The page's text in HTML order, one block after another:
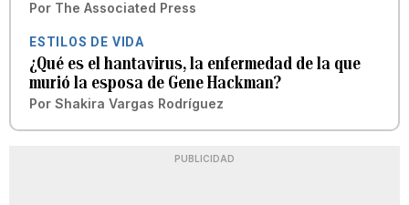
Por The Associated Press
ESTILOS DE VIDA
¿Qué es el hantavirus, la enfermedad de la que
murió la esposa de Gene Hackman?
Por Shakira Vargas Rodríguez
PUBLICIDAD